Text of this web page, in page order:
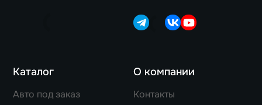
Каталог
Авто под заказ
О компании
Контакты